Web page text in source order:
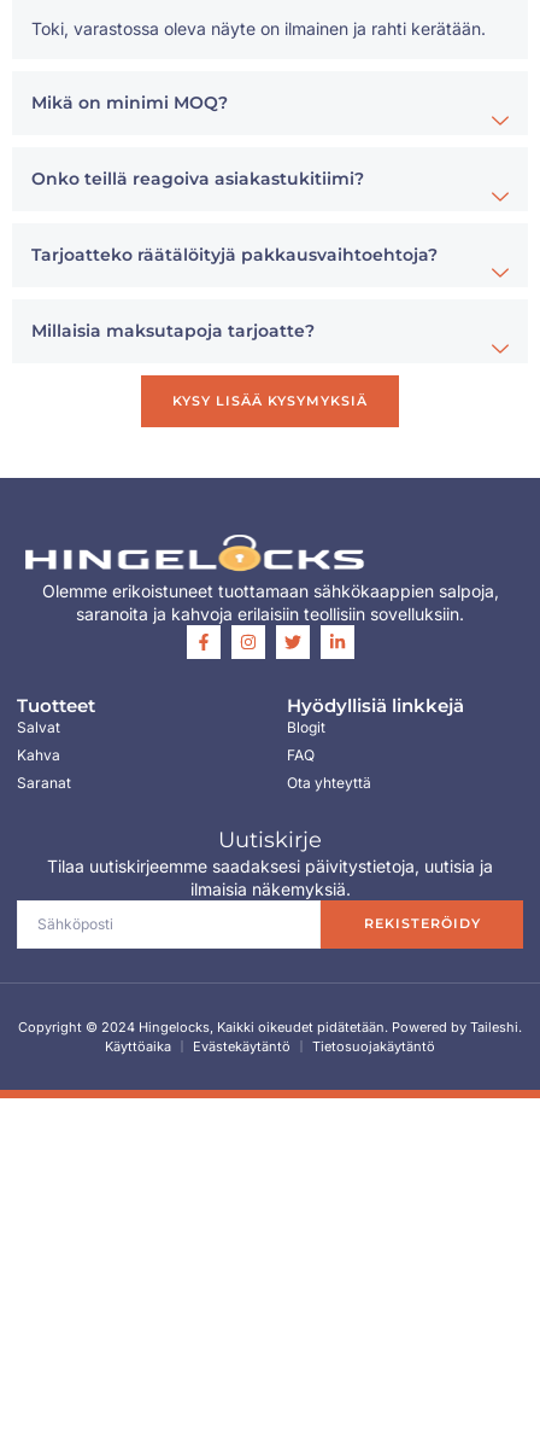
Toki, varastossa oleva näyte on ilmainen ja rahti kerätään.
Mikä on minimi MOQ?
Onko teillä reagoiva asiakastukitiimi?
Tarjoatteko räätälöityjä pakkausvaihtoehtoja?
Millaisia maksutapoja tarjoatte?
KYSY LISÄÄ KYSYMYKSIÄ
Olemme erikoistuneet tuottamaan sähkökaappien salpoja,
saranoita ja kahvoja erilaisiin teollisiin sovelluksiin.
Tuotteet
Salvat
Kahva
Saranat
Hyödyllisiä linkkejä
Blogit
FAQ
Ota yhteyttä
Uutiskirje
Tilaa uutiskirjeemme saadaksesi päivitystietoja, uutisia ja
ilmaisia näkemyksiä.
REKISTERÖIDY
Copyright © 2024 Hingelocks, Kaikki oikeudet pidätetään. Powered by Taileshi.
Käyttöaika
Evästekäytäntö Tietosuojakäytäntö